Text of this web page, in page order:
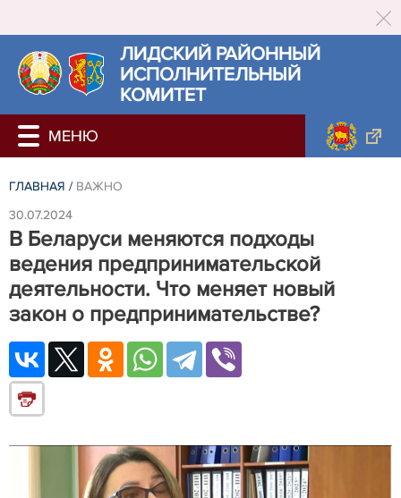
ЛИДСКИЙ РАЙОННЫЙ
ИСПОЛНИТЕЛЬНЫЙ
КОМИТЕТ
ГЛАВНАЯ / ВАЖНО
30.07.2024
В Беларуси меняются подходы
ведения предпринимательской
деятельности. Что меняет новый
закон о предпринимательстве?